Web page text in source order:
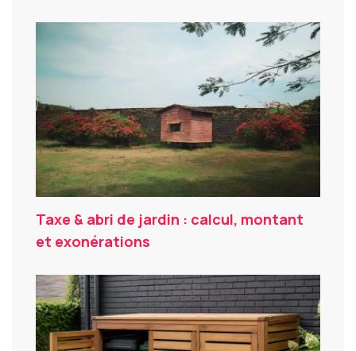
Taxe & abri de jardin : calcul, montant
et exonérations